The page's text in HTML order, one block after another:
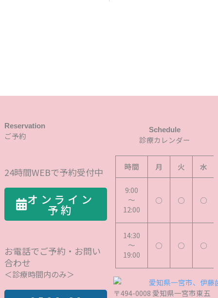
Reservation
ご予約
24時間WEBで予約受付中
オンライン
予約
お電話でご予約・お問い
合わせ
＜診療時間内のみ＞
Schedule
診療カレンダー
時間 月 火 水
9:00
～
12:00
○ ○ ○
14:30
～
19:00
○ ○ ○
〒494-0008 愛知県一宮市東五